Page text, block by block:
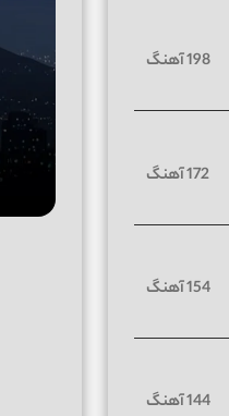
198 آهنگ
172 آهنگ
154 آهنگ
144 آهنگ